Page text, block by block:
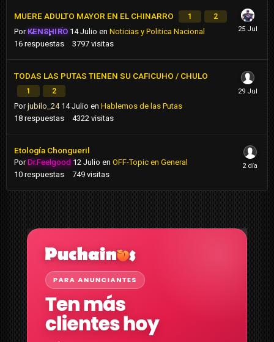
MUERE ADULTO MAYOR EN EL CHINARRO 1 2
Por KENSHIRO 14 Julio enNoticias y Politica Nacional
16 respuestas 3797 visitas
TODAS LAS PUTAS TIENEN SU CAFICUHO / CHULO
1 2
Porjubilo_24 14 Julio en Hablemos de las Putas
18 respuestas 4322 visitas
Etología Chongueril
PorDr.Feelgood 12 Julio en OFF-Topic en General
10 respuestas 749 visitas